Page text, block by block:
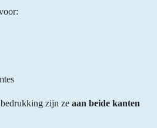
zijn ze aan beide kanten